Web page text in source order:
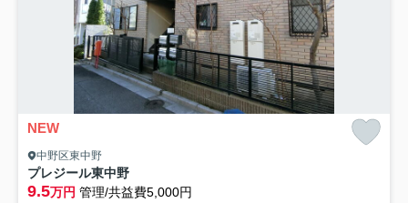
NEW
中野区東中野
プレジール東中野
9.5万円 管理/共益費5,000円